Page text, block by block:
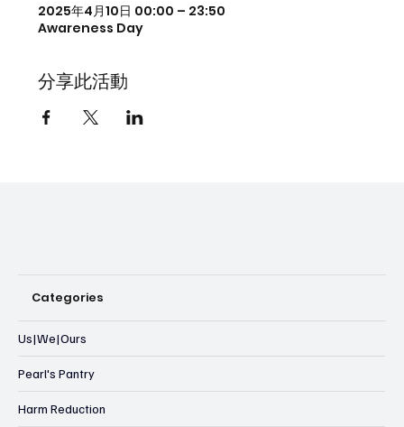
2025年4月10日 00:00 – 23:50
Awareness Day
分享此活動
Categories
Us|We|Ours
Pearl's Pantry
Harm Reduction